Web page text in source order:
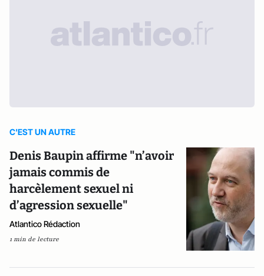
C'EST UN AUTRE
Denis Baupin affirme "n’avoir
jamais commis de
harcèlement sexuel ni
d’agression sexuelle"
Atlantico Rédaction
1 min de lecture